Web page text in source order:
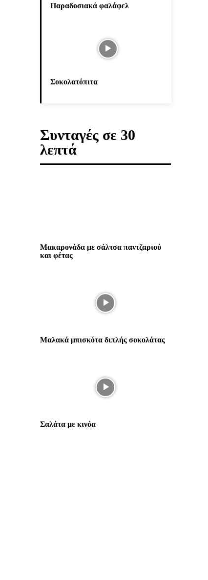
Παραδοσιακά φαλάφελ
Σοκολατόπιτα
Συνταγές σε 30
λεπτά
Μακαρονάδα με σάλτσα παντζαριού
και φέτας
Μαλακά μπισκότα διπλής σοκολάτας
Σαλάτα με κινόα